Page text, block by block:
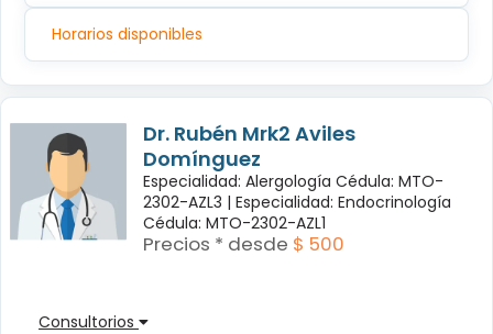
Horarios disponibles
Dr. Rubén Mrk2 Aviles
Domínguez
Especialidad: Alergología Cédula: MTO-
2302-AZL3 | Especialidad: Endocrinología
Cédula: MTO-2302-AZL1
Precios * desde $ 500
Consultorios